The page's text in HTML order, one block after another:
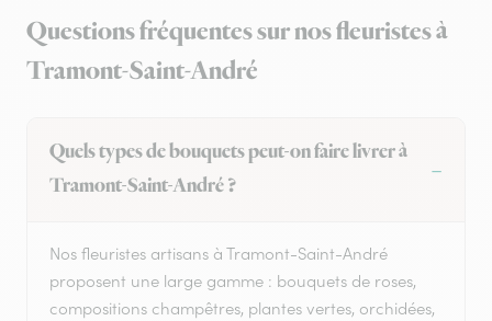
Questions fréquentes sur nos fleuristes à
Tramont-Saint-André
Quels types de bouquets peut-on faire livrer à
Tramont-Saint-André ?
Nos fleuristes artisans à Tramont-Saint-André
proposent une large gamme : bouquets de roses,
compositions champêtres, plantes vertes, orchidées,